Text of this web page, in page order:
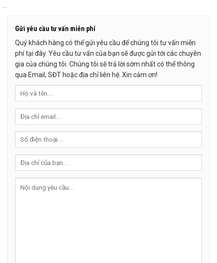
Gửi yêu cầu tư vấn miễn phí
Quý khách hàng có thể gửi yêu cầu để chúng tôi tư vấn miễn
phí tại đây. Yêu cầu tư vấn của bạn sẽ được gửi tới các chuyên
gia của chúng tôi. Chúng tôi sẽ trả lời sớm nhất có thể thông
qua Email, SĐT hoặc địa chỉ liên hệ. Xin cảm ơn!